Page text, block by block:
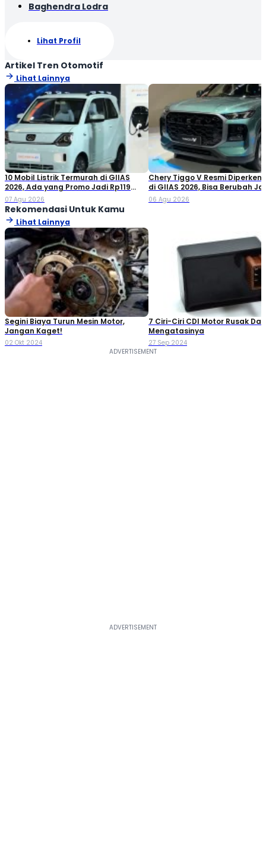
Baghendra Lodra
Lihat Profil
Artikel Tren Otomotif
Lihat Lainnya
10 Mobil Listrik Termurah di GIIAS
2026, Ada yang Promo Jadi Rp119
Jutaan!
07 Agu 2026
Chery Tiggo V Resmi
di GIIAS 2026, Bisa Berubah
Double Cabin
06 Agu 2026
Rekomendasi Untuk Kamu
Lihat Lainnya
Segini Biaya Turun Mesin Motor,
Jangan Kaget!
02 Okt 2024
7 Ciri-Ciri CDI Motor Rusak
Mengatasinya
27 Sep 2024